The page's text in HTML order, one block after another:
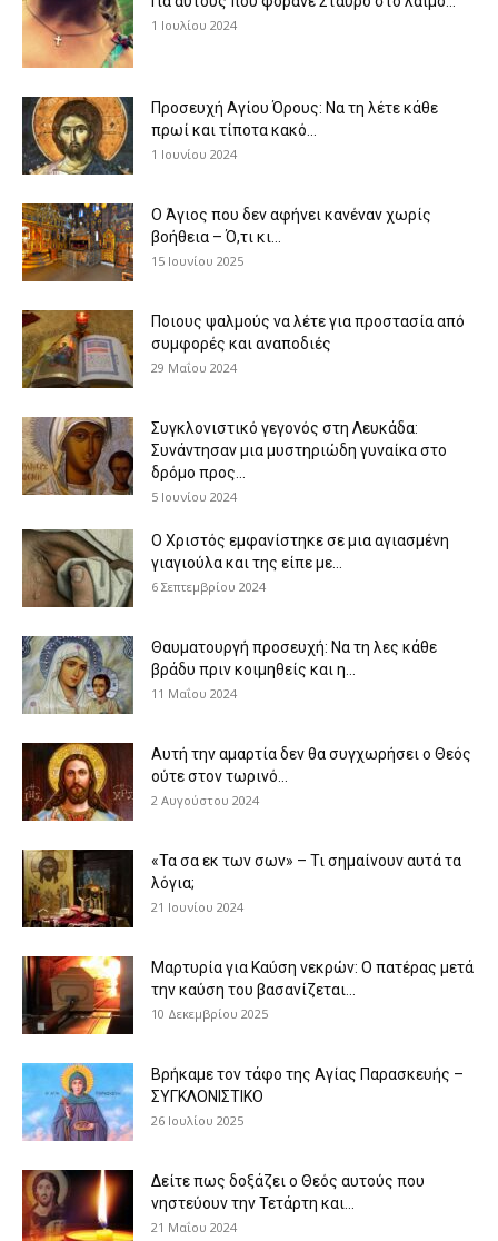
1 Ιουλίου 2024
Προσευχή Αγίου Όρους: Να τη λέτε κάθε
πρωί και τίποτα κακό...
1 Ιουνίου 2024
Ο Άγιος που δεν αφήνει κανέναν χωρίς
βοήθεια – Ό,τι κι...
15 Ιουνίου 2025
Ποιους ψαλμούς να λέτε για προστασία από
συμφορές και αναποδιές
29 Μαΐου 2024
Συγκλονιστικό γεγονός στη Λευκάδα:
Συνάντησαν μια μυστηριώδη γυναίκα στο
δρόμο προς...
5 Ιουνίου 2024
Ο Χριστός εμφανίστηκε σε μια αγιασμένη
γιαγιούλα και της είπε με...
6 Σεπτεμβρίου 2024
Θαυματουργή προσευχή: Να τη λες κάθε
βράδυ πριν κοιμηθείς και η...
11 Μαΐου 2024
Αυτή την αμαρτία δεν θα συγχωρήσει ο Θεός
ούτε στον τωρινό...
2 Αυγούστου 2024
«Τα σα εκ των σων» – Τι σημαίνουν αυτά τα
λόγια;
21 Ιουνίου 2024
Μαρτυρία για Καύση νεκρών: Ο πατέρας μετά
την καύση του βασανίζεται...
10 Δεκεμβρίου 2025
Βρήκαμε τον τάφο της Αγίας Παρασκευής –
ΣΥΓΚΛΟΝΙΣΤΙΚΟ
26 Ιουλίου 2025
Δείτε πως δοξάζει ο Θεός αυτούς που
νηστεύουν την Τετάρτη και...
21 Μαΐου 2024